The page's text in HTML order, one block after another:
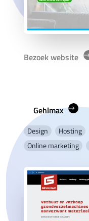
Bezoek website
Gehlmax
Design Hosting
Online marketing